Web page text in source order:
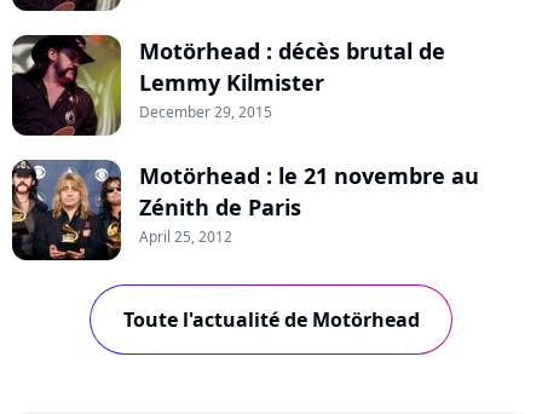
Motörhead : décès brutal de
Lemmy Kilmister
December 29, 2015
Motörhead : le 21 novembre au
Zénith de Paris
April 25, 2012
Toute l'actualité de Motörhead